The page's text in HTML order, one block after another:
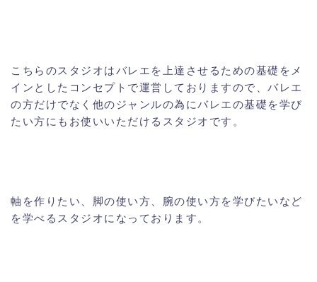
こちらのスタジオはバレエを上達させるための基礎をメ
インとしたコンセプトで運営しておりますので、バレエ
の方だけでなく他のジャンルの為にバレエの基礎を学び
たい方にもお使いいただけるスタジオです。
軸を作りたい、脚の使い方、腕の使い方を学びたいなど
を学べるスタジオになっております。